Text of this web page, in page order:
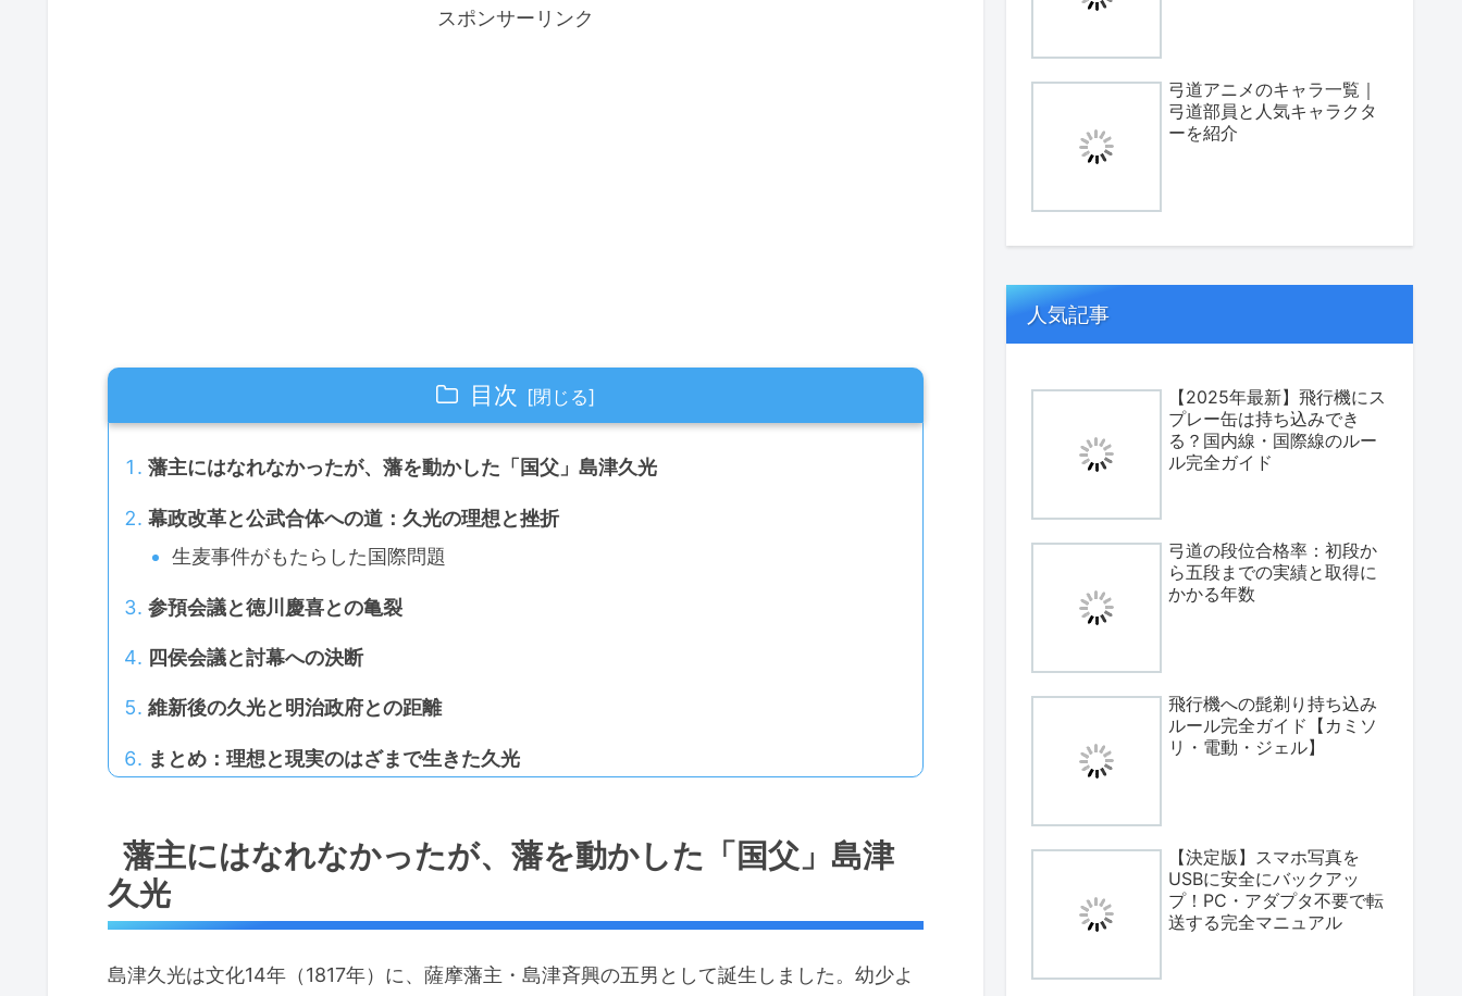
スポンサーリンク
目次
藩主にはなれなかったが、藩を動かした「国父」島津久光
幕政改革と公武合体への道：久光の理想と挫折
生麦事件がもたらした国際問題
参預会議と徳川慶喜との亀裂
四侯会議と討幕への決断
維新後の久光と明治政府との距離
まとめ：理想と現実のはざまで生きた久光
藩主にはなれなかったが、藩を動かした「国父」島津
久光
島津久光は文化14年（1817年）に、薩摩藩主・島津斉興の五男として誕生しました。幼少よ
弓道アニメのキャラ一覧｜
弓道部員と人気キャラクタ
ーを紹介
人気記事
【2025年最新】飛行機にス
プレー缶は持ち込みでき
る？国内線・国際線のルー
ル完全ガイド
弓道の段位合格率：初段か
ら五段までの実績と取得に
かかる年数
飛行機への髭剃り持ち込み
ルール完全ガイド【カミソ
リ・電動・ジェル】
【決定版】スマホ写真を
USBに安全にバックアッ
プ！PC・アダプタ不要で転
送する完全マニュアル